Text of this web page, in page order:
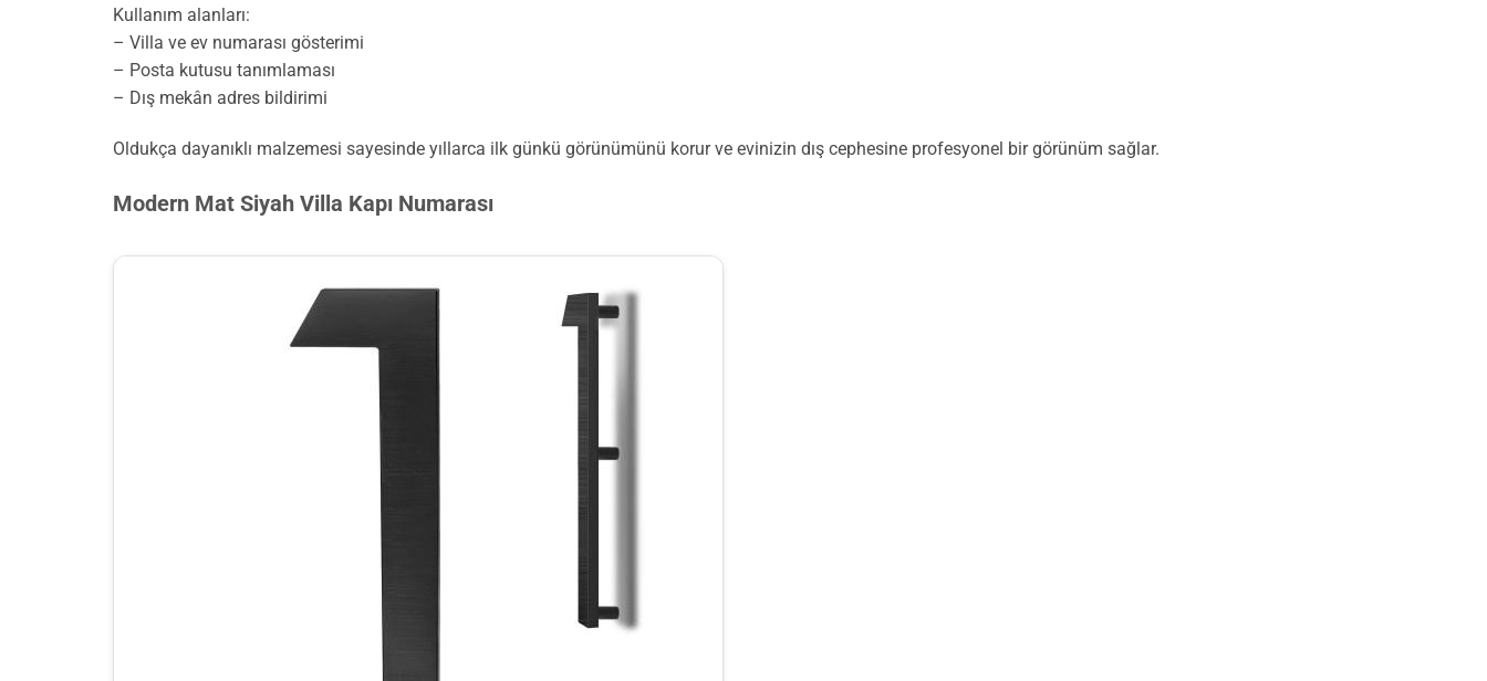
Kullanım alanları:
– Villa ve ev numarası gösterimi
– Posta kutusu tanımlaması
– Dış mekân adres bildirimi
Oldukça dayanıklı malzemesi sayesinde yıllarca ilk günkü görünümünü korur ve evinizin dış cephesine profesyonel bir görünüm sağlar.
Modern Mat Siyah Villa Kapı Numarası